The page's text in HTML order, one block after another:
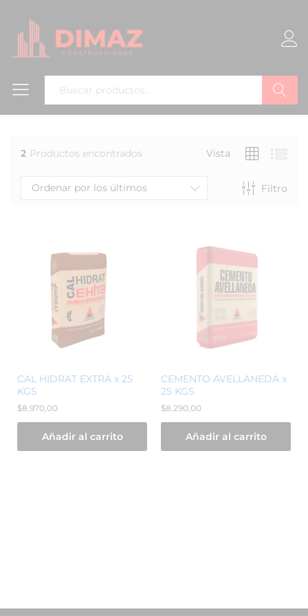
Buscar
2 Productos encontrados Vista
Filtro
Ordenar por los últimos
CAL HIDRAT EXTRA x 25
KGS
$8.970,00
Añadir al carrito
CEMENTO AVELLANEDA x
25 KGS
$8.290,00
Añadir al carrito